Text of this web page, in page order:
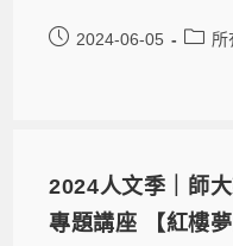
2024-06-05 所
2024人文季｜師
專題講座 【紅樓